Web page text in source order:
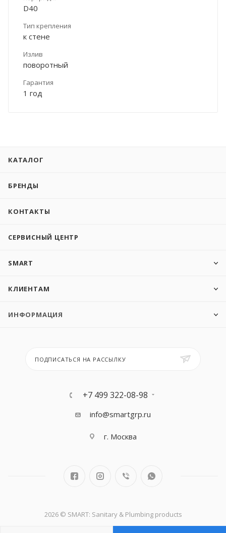
D40
Тип крепления
к стене
Излив
поворотный
Гарантия
1 год
КАТАЛОГ
БРЕНДЫ
КОНТАКТЫ
СЕРВИСНЫЙ ЦЕНТР
SMART
КЛИЕНТАМ
ИНФОРМАЦИЯ
ПОДПИСАТЬСЯ НА РАССЫЛКУ
+7 499 322-08-98
info@smartgrp.ru
г. Москва
2026 © SMART: Sanitary & Plumbing products